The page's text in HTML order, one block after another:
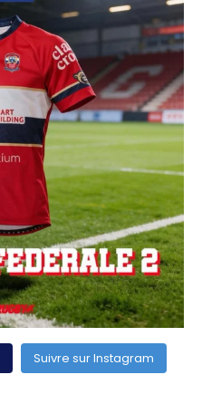
Suivre sur Instagram